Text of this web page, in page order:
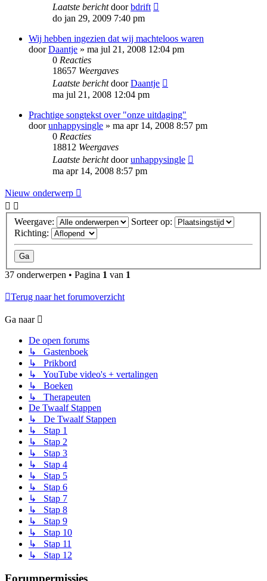
Laatste berichtdoorbdrift
do jan 29, 2009 7:40 pm
Wij hebben ingezien dat wij machteloos waren
doorDaantje » ma jul 21, 2008 12:04 pm
0 Reacties
18657 Weergaves
Laatste berichtdoorDaantje
ma jul 21, 2008 12:04 pm
Prachtige songtekst over "onze uitdaging"
doorunhappysingle » ma apr 14, 2008 8:57 pm
0 Reacties
18812 Weergaves
Laatste berichtdoorunhappysingle
ma apr 14, 2008 8:57 pm
Nieuw onderwerp
Weergave:
Sorteer op:
Richting:
37 onderwerpen • Pagina 1 van 1
Terug naar het forumoverzicht
Ga naar
De open forums
↳ Gastenboek
↳ Prikbord
↳ YouTube video's + vertalingen
↳ Boeken
↳ Therapeuten
De Twaalf Stappen
↳ De Twaalf Stappen
↳ Stap 1
↳ Stap 2
↳ Stap 3
↳ Stap 4
↳ Stap 5
↳ Stap 6
↳ Stap 7
↳ Stap 8
↳ Stap 9
↳ Stap 10
↳ Stap 11
↳ Stap 12
Forumpermissies